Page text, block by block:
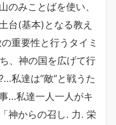
のみことばを使い、
台(基本)となる教え
重要性と行うタイミ
、神の国を広げて行
私達は”敵”と戦うた
…私達一人一人がキ
神からの召し. 力. 栄